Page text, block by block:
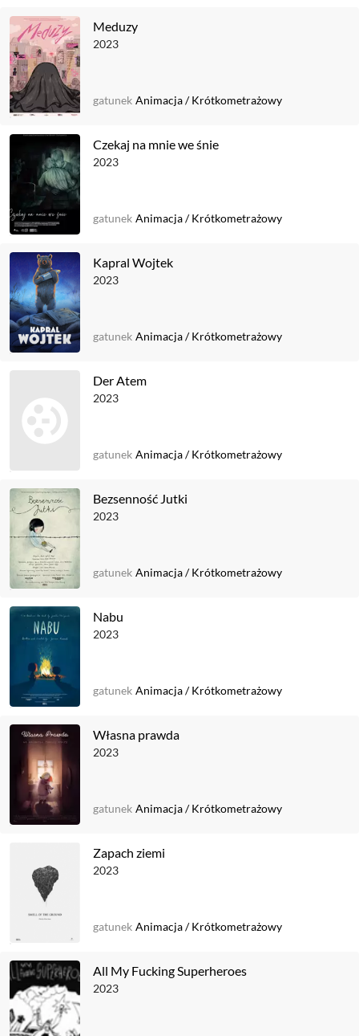
Meduzy
2023
gatunek Animacja/Krótkometrażowy
Czekaj na mnie we śnie
2023
gatunek Animacja/Krótkometrażowy
Kapral Wojtek
2023
gatunek Animacja/Krótkometrażowy
Der Atem
2023
gatunek Animacja/Krótkometrażowy
Bezsenność Jutki
2023
gatunek Animacja/Krótkometrażowy
Nabu
2023
gatunek Animacja/Krótkometrażowy
Własna prawda
2023
gatunek Animacja/Krótkometrażowy
Zapach ziemi
2023
gatunek Animacja/Krótkometrażowy
All My Fucking Superheroes
2023